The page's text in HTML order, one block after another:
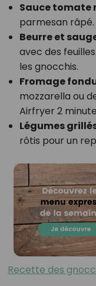
Sauce tomate
parmesan râpé.
Beurre et
avec des
les gnocchis.
Fromage
mozzarella ou
Airfryer 2
Légumes
rôtis pour un
Recette des